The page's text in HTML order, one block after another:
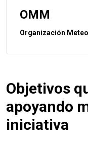
OMM
Organización
Objetivos
apoyando
iniciativa